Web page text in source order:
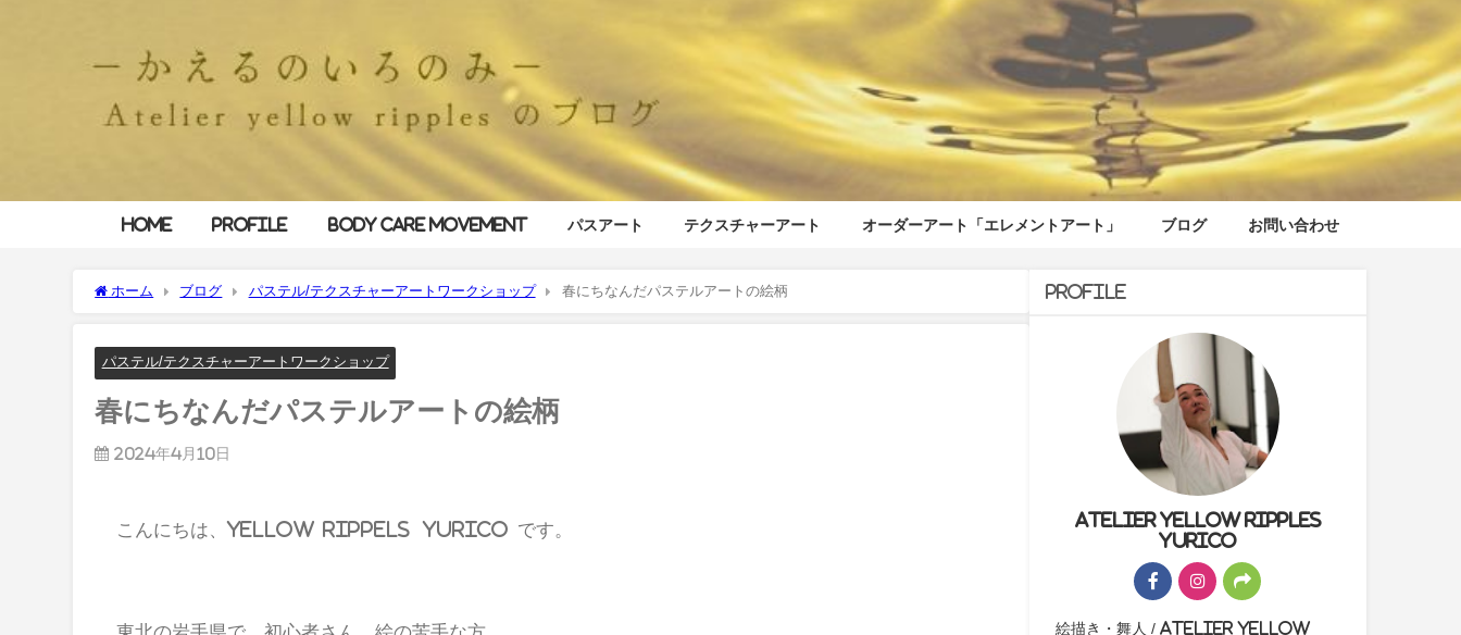
HOME Profile Body Care Movement パスアート テクスチャーアート オーダーアート「エレメントアート」 ブログ お問い合わせ
ホーム ブログ パステル/テクスチャーアートワークショップ 春にちなんだパステルアートの絵柄
パステル/テクスチャーアートワークショップ
春にちなんだパステルアートの絵柄
2024年4月10日
こんにちは、yellow rippels yurico です。
東北の岩手県で、初心者さん、絵の苦手な方
Profile
Atelier yellow ripples
yurico
絵描き・舞人 / Atelier yellow